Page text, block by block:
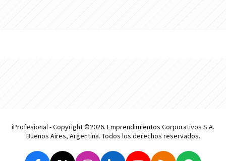
iProfesional - Copyright ©2026. Emprendimientos Corporativos S.A.
Buenos Aires, Argentina. Todos los derechos reservados.